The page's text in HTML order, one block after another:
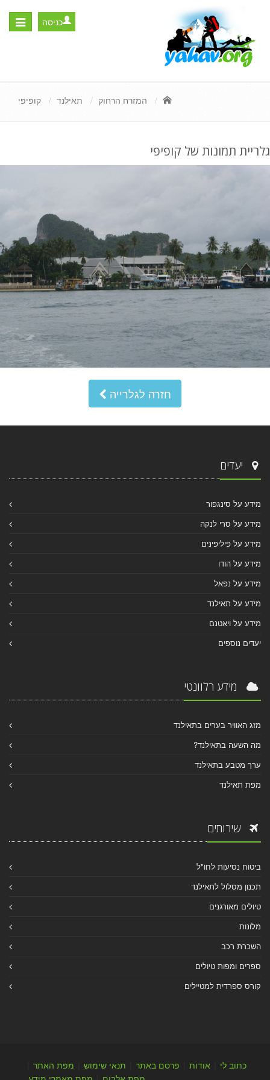
Toggle
כניסה
המזרח הרחוק תאילנד קופיפי
גלריית תמונות של קופיפי
חזרה לגלרייה
יעדים
מידע על סינגפור
מידע על סרי לנקה
מידע על פיליפינים
מידע על הודו
מידע על נפאל
מידע על תאילנד
מידע על ויאטנם
יעדים נוספים
מידע רלוונטי
מזג האוויר בערים בתאילנד
מה השעה בתאילנד?
ערך מטבע בתאילנד
מפת תאילנד
שירותים
ביטוח נסיעות לחו"ל
תכנון מסלול לתאילנד
טיולים מאורגנים
מלונות
השכרת רכב
ספרים ומפות טיולים
קורס ספרדית למטיילים
כתוב לי אודות פרסם באתר תנאי שימוש מפת האתר